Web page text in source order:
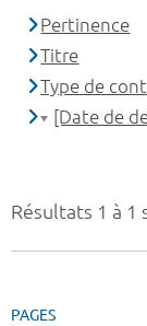
Résultats 1 à 1
PAGES
Pertinence
Titre
Type de
[Date de